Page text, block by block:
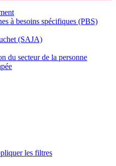
à besoins spécifiques (PBS)
(SAJA)
du secteur de la personne
les filtres